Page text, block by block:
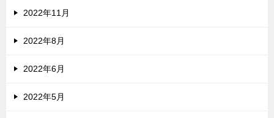
2022年11月
2022年8月
2022年6月
2022年5月